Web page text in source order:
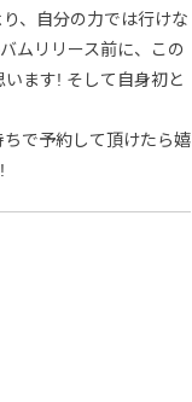
、自分の力では行けな
ムリリース前に、この
ます! そして自身初と
で予約して頂けたら嬉